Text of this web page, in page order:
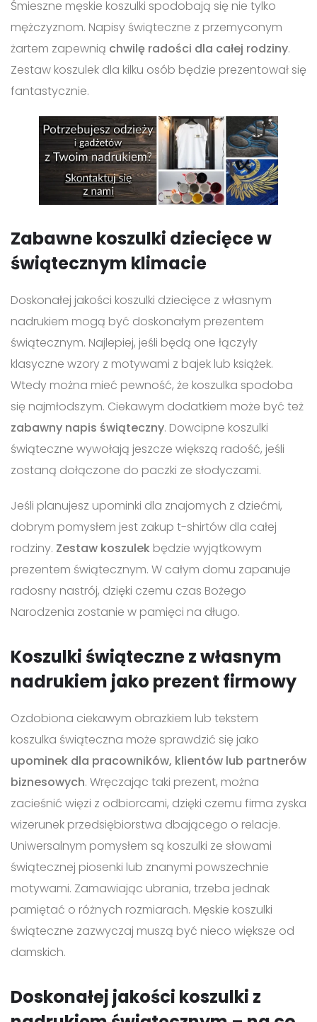
Śmieszne męskie koszulki spodobają się nie tylko
mężczyznom. Napisy świąteczne z przemyconym
żartem zapewnią chwilę radości dla całej rodziny.
Zestaw koszulek dla kilku osób będzie prezentował się
fantastycznie.
Zabawne koszulki dziecięce w
świątecznym klimacie
Doskonałej jakości koszulki dziecięce z własnym
nadrukiem mogą być doskonałym prezentem
świątecznym. Najlepiej, jeśli będą one łączyły
klasyczne wzory z motywami z bajek lub książek.
Wtedy można mieć pewność, że koszulka spodoba
się najmłodszym. Ciekawym dodatkiem może być też
zabawny napis świąteczny. Dowcipne koszulki
świąteczne wywołają jeszcze większą radość, jeśli
zostaną dołączone do paczki ze słodyczami.
Jeśli planujesz upominki dla znajomych z dziećmi,
dobrym pomysłem jest zakup t-shirtów dla całej
rodziny. Zestaw koszulek będzie wyjątkowym
prezentem świątecznym. W całym domu zapanuje
radosny nastrój, dzięki czemu czas Bożego
Narodzenia zostanie w pamięci na długo.
Koszulki świąteczne z własnym
nadrukiem jako prezent firmowy
Ozdobiona ciekawym obrazkiem lub tekstem
koszulka świąteczna może sprawdzić się jako
upominek dla pracowników, klientów lub partnerów
biznesowych. Wręczając taki prezent, można
zacieśnić więzi z odbiorcami, dzięki czemu firma zyska
wizerunek przedsiębiorstwa dbającego o relacje.
Uniwersalnym pomysłem są koszulki ze słowami
świątecznej piosenki lub znanymi powszechnie
motywami. Zamawiając ubrania, trzeba jednak
pamiętać o różnych rozmiarach. Męskie koszulki
świąteczne zazwyczaj muszą być nieco większe od
damskich.
Doskonałej jakości koszulki z